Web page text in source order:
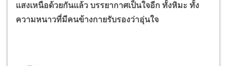
แสงเหนือด้วยกันแล้ว บรรยากาศเป็นใจอีก ทั้งหิมะ ทั้ง
ความหนาวที่มีคนข้างกายรับรองว่าอุ่นใจ